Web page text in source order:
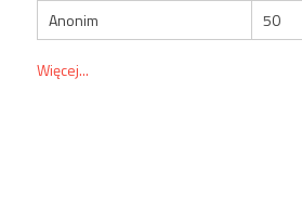
Anonim
50
Więcej...